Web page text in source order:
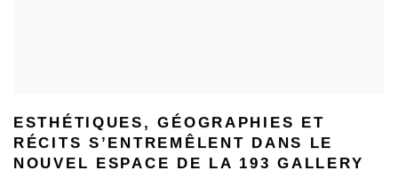
ESTHÉTIQUES, GÉOGRAPHIES ET
RÉCITS S’ENTREMÊLENT DANS LE
NOUVEL ESPACE DE LA 193 GALLERY